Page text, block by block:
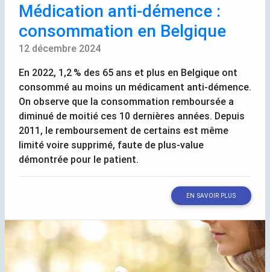
Médication anti-démence :
consommation en Belgique
12 décembre 2024
En 2022, 1,2 % des 65 ans et plus en Belgique ont
consommé au moins un médicament anti-démence.
On observe que la consommation remboursée a
diminué de moitié ces 10 dernières années. Depuis
2011, le remboursement de certains est même
limité voire supprimé, faute de plus-value
démontrée pour le patient.
EN SAVOIR PLUS